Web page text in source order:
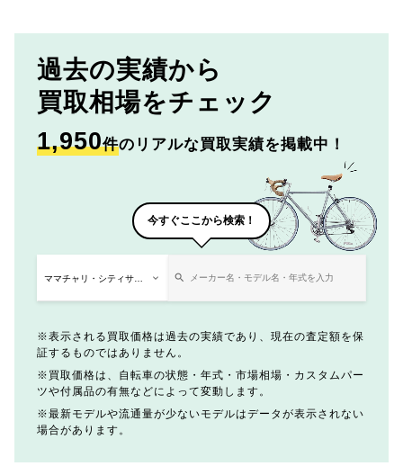
過去の実績から
買取相場をチェック
1,950件のリアルな買取実績を掲載中！
今すぐここから検索！
表示される買取価格は過去の実績であり、現在の査定額を保
証するものではありません。
買取価格は、自転車の状態・年式・市場相場・カスタムパー
ツや付属品の有無などによって変動します。
最新モデルや流通量が少ないモデルはデータが表示されない
場合があります。